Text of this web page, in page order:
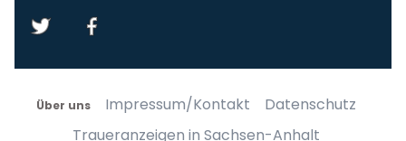
Über uns Impressum/Kontakt
Datenschutz
Traueranzeigen in Sachsen-Anhalt